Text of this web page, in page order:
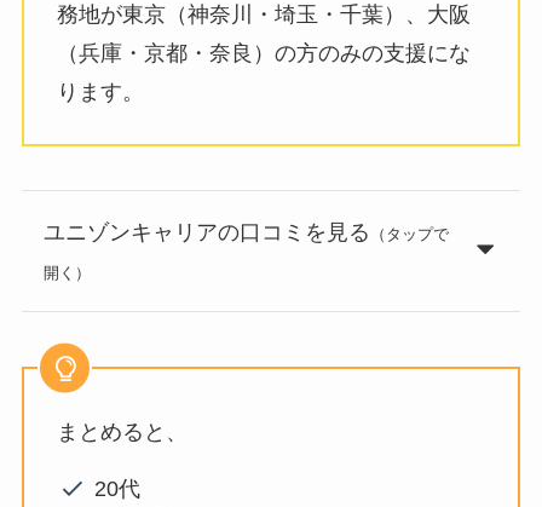
務地が東京（神奈川・埼玉・千葉）、大阪
（兵庫・京都・奈良）の方のみの支援にな
ります。
ユニゾンキャリアの口コミを見る （タップで
開く）
まとめると、
20代